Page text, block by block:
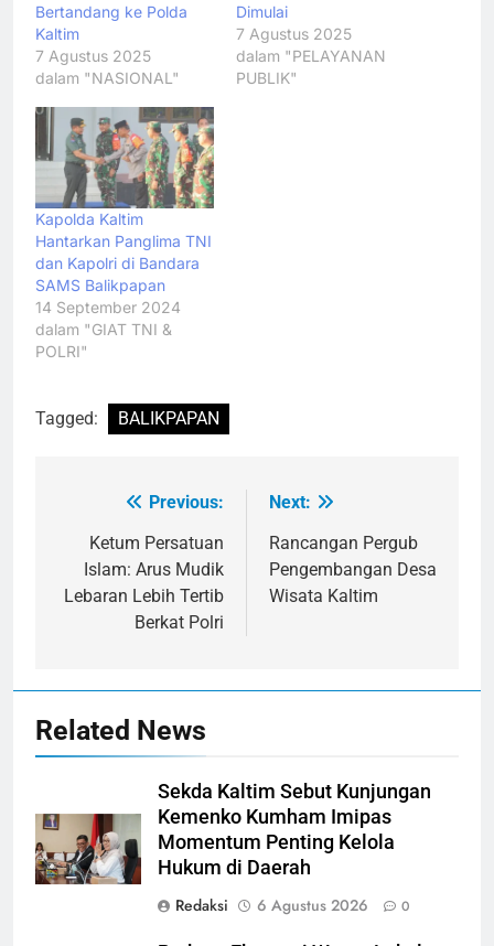
Bertandang ke Polda
Kaltim
7 Agustus 2025
dalam "NASIONAL"
Dimulai
7 Agustus 2025
dalam "PELAYANAN
PUBLIK"
Kapolda Kaltim
Hantarkan Panglima TNI
dan Kapolri di Bandara
SAMS Balikpapan
14 September 2024
dalam "GIAT TNI &
POLRI"
Tagged: BALIKPAPAN
Navigasi
pos
Previous:
Ketum Persatuan
Islam: Arus Mudik
Lebaran Lebih Tertib
Berkat Polri
Next:
Rancangan Pergub
Pengembangan Desa
Wisata Kaltim
Related News
Sekda Kaltim Sebut Kunjungan
Kemenko Kumham Imipas
Momentum Penting Kelola
Hukum di Daerah
Redaksi
6 Agustus 2026 0